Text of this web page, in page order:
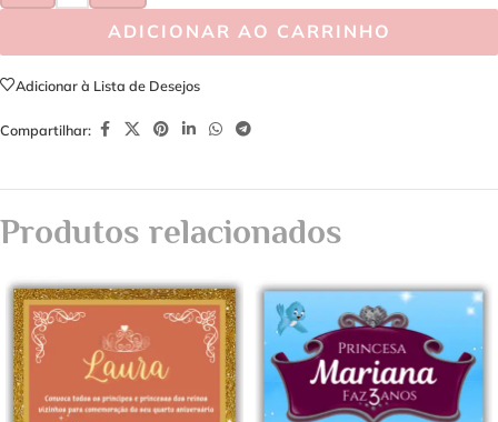
ADICIONAR AO CARRINHO
Adicionar à Lista de Desejos
Compartilhar:
Produtos relacionados